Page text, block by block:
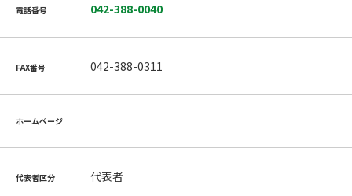
電話番号 042-388-0040
FAX番号 042-388-0311
ホームページ
代表者区分 代表者